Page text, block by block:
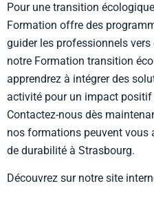
Pour une transition
Formation offre des
guider les professionnels
notre Formation transition
apprendrez à intégrer des
activité pour un impact positif
Contactez-nous dès
nos formations peuvent vous
de durabilité à Strasbourg.
Découvrez sur notre site